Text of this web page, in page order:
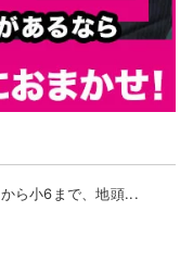
から小6まで、地頭...